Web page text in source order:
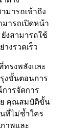
มารถเข้าถึง
มารถเปิดหน้า
งสามารถใช้
งรวดเร็ว
ทรงพลังและ
งขั้นตอนการ
ารจัดการ
ย คุณสมบัติขั้น
ที่ไม่ซ้ำใคร
าพและ